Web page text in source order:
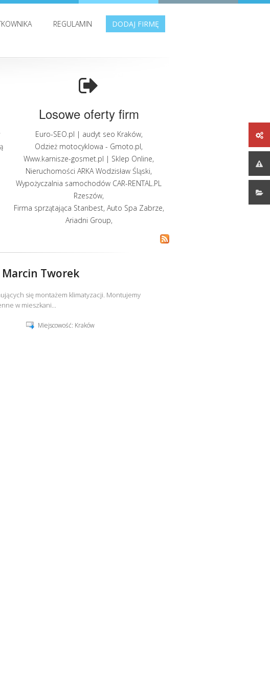
REGULAMIN DODAJ FIRMĘ
Losowe oferty firm
Euro-SEO.pl | audyt seo Kraków,
Odzież motocyklowa - Gmoto.pl,
Www.karnisze-gosmet.pl | Sklep Online,
Nieruchomości ARKA Wodzisław Śląski,
Wypożyczalnia samochodów CAR-RENTAL.PL
Rzeszów,
Firma sprzątająca Stanbest, Auto Spa Zabrze,
Ariadni Group,
Tworek
się montażem klimatyzacji. Montujemy
w mieszkani...
Miejscowość: Kraków